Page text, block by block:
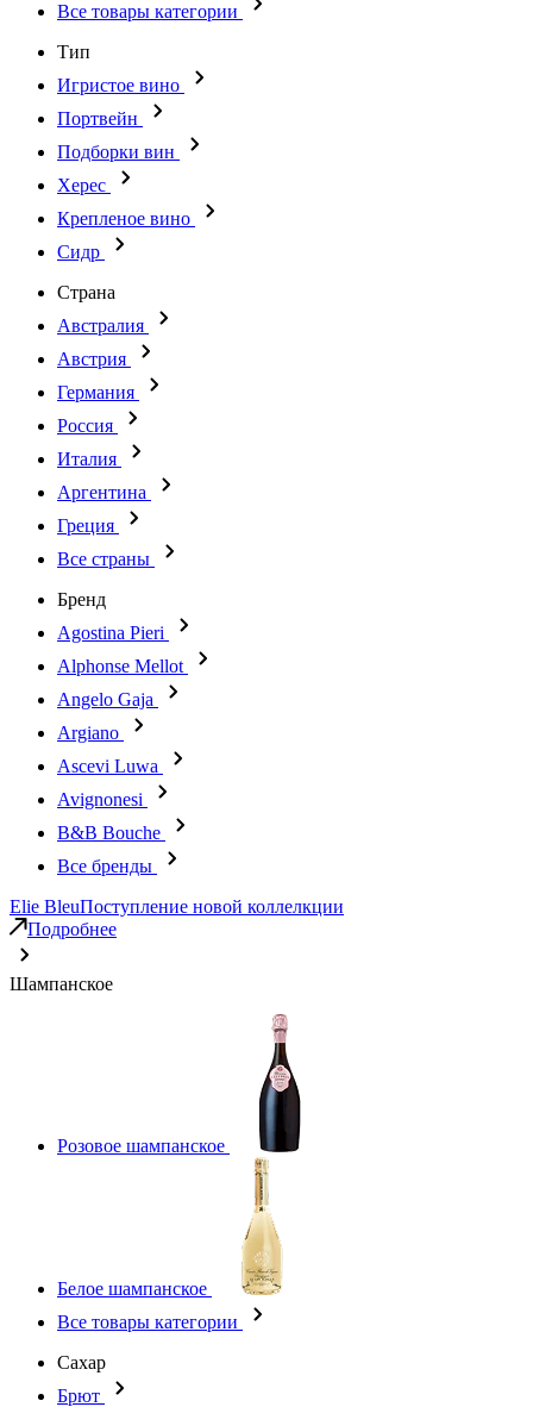
Все товары категории
Тип
Игристое вино
Портвейн
Подборки вин
Херес
Крепленое вино
Сидр
Страна
Австралия
Австрия
Германия
Россия
Италия
Аргентина
Греция
Все страны
Бренд
Agostina Pieri
Alphonse Mellot
Angelo Gaja
Argiano
Ascevi Luwa
Avignonesi
B&B Bouche
Все бренды
Elie BleuПоступление новой коллелкции
Подробнее
Шампанское
Розовое шампанское
Белое шампанское
Все товары категории
Сахар
Брют